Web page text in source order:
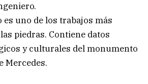
es uno de los trabajos más
piedras. Contiene datos
y culturales del monumento
Mercedes.